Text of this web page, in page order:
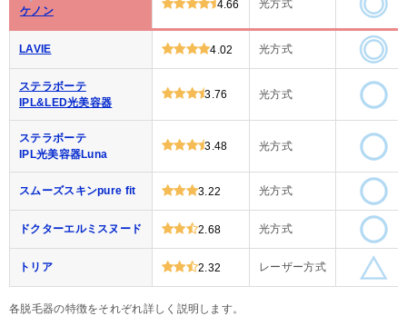
ケノン
4.66 光方式
LAVIE 4.02 光方式
ステラボーテ
IPL&LED光美容器
3.76 光方式
ステラボーテ
IPL光美容器Luna
3.48 光方式
スムーズスキンpure fit 3.22 光方式
ドクターエルミスヌード 2.68 光方式
トリア 2.32 レーザー方式
各脱毛器の特徴をそれぞれ詳しく説明します。